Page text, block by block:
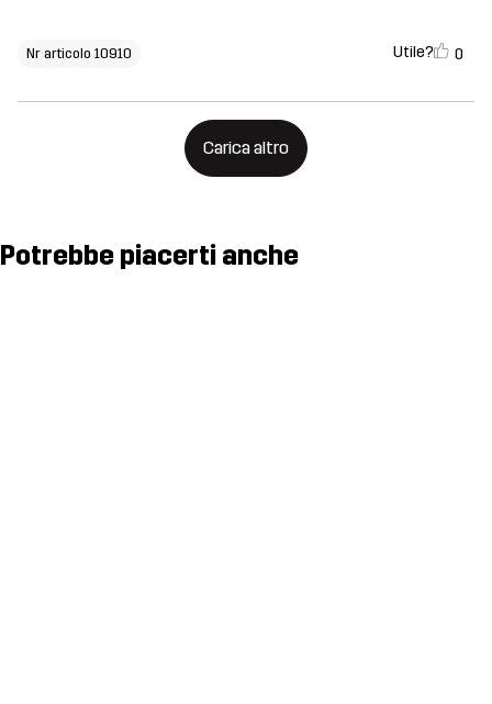
Nr articolo 10910 Utile? 0
Carica altro
Potrebbe piacerti anche